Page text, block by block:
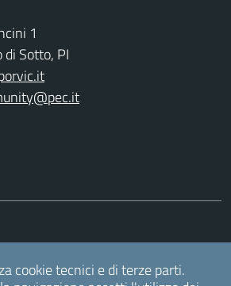
1
Sotto, PI
Youtube
cookie tecnici e di terze parti.